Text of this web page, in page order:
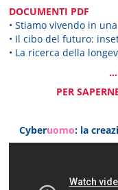
DOCUMENTI PDF
• Stiamo vivendo in
• Il cibo del futuro:
• La ricerca della
PER
Cyberuomo: la